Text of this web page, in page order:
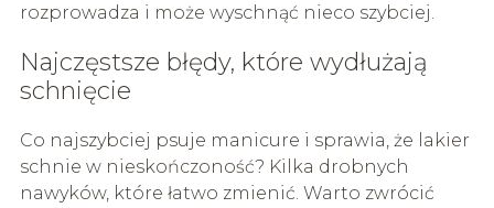
rozprowadza i może wyschnąć nieco szybciej.
Najczęstsze błędy, które wydłużają
schnięcie
Co najszybciej psuje manicure i sprawia, że lakier
schnie w nieskończoność? Kilka drobnych
nawyków, które łatwo zmienić. Warto zwrócić